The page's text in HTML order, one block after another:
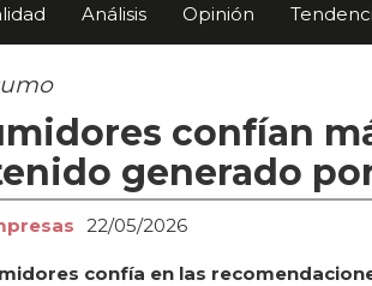
Análisis Opinión
confían
generado
22/05/2026
confía en las